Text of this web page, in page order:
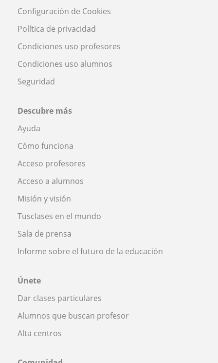
Configuración de Cookies
Política de privacidad
Condiciones uso profesores
Condiciones uso alumnos
Seguridad
Descubre más
Ayuda
Cómo funciona
Acceso profesores
Acceso a alumnos
Misión y visión
Tusclases en el mundo
Sala de prensa
Informe sobre el futuro de la educación
Únete
Dar clases particulares
Alumnos que buscan profesor
Alta centros